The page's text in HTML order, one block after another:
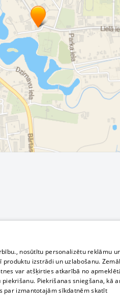
nosūtītu personalizētu reklāmu
izstrādi un uzlabošanu.
var atšķirties atkarībā no
Piekrišanas sniegšana, kā
par izmantotajām sīkdatnēm skatīt